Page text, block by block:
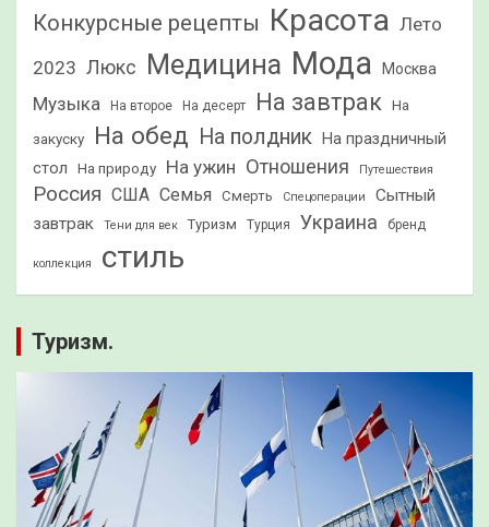
Конкурсные рецепты Красота Лето
2023 Люкс Медицина Мода Москва
Музыка На второе На десерт На завтрак На
закуску На обед На полдник На праздничный
стол
На природу На ужин Отношения Путешествия
Россия США Семья Смерть Спецоперации
Сытный
завтрак
Тени для век Туризм Турция Украина бренд
коллекция стиль
Туризм.